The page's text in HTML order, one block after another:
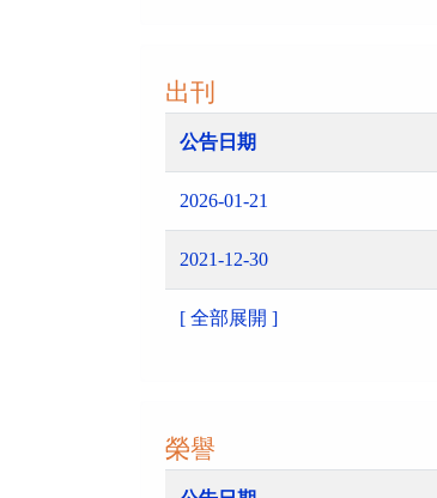
出刊
公告日期
2026-01-21
2021-12-30
[ 全部展開 ]
榮譽